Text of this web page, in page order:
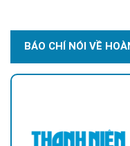
BÁO CHÍ NÓI VỀ